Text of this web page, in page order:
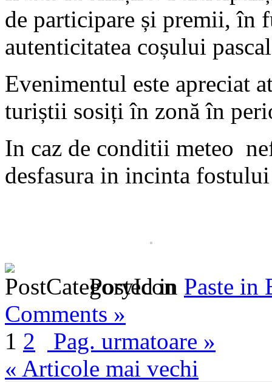
de participare și premii, în
autenticitatea coșului
Evenimentul este apreciat
turiștii sosiți în zonă în
In caz de conditii meteo
desfasura in incinta
Posted in Paste in
Comments »
1 2
Pag. urmatoare »
« Articole mai vechi